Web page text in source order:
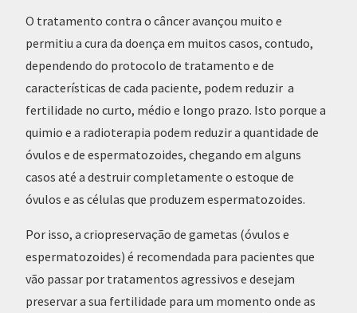
O tratamento contra o câncer avançou muito e
permitiu a cura da doença em muitos casos, contudo,
dependendo do protocolo de tratamento e de
características de cada paciente, podem reduzir a
fertilidade no curto, médio e longo prazo. Isto porque a
quimio e a radioterapia podem reduzir a quantidade de
óvulos e de espermatozoides, chegando em alguns
casos até a destruir completamente o estoque de
óvulos e as células que produzem espermatozoides.
Por isso, a criopreservação de gametas (óvulos e
espermatozoides) é recomendada para pacientes que
vão passar por tratamentos agressivos e desejam
preservar a sua fertilidade para um momento onde as